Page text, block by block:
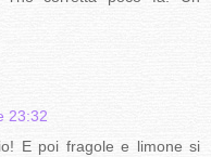
23:32
E poi fragole e limone si